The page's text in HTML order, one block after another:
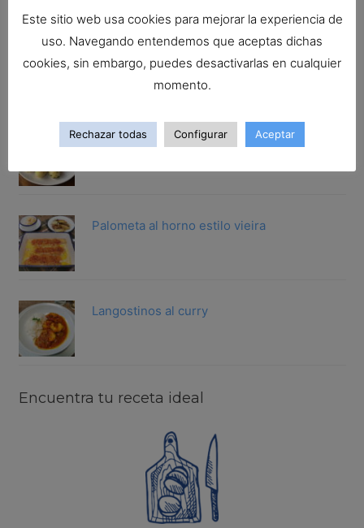
Gallineta rebozada.Trucos para rebozar
Palometa al horno estilo vieira
Langostinos al curry
Encuentra tu receta ideal
Este sitio web usa cookies para mejorar la experiencia de
uso. Navegando entendemos que aceptas dichas
cookies, sin embargo, puedes desactivarlas en cualquier
momento.
Rechazar todas Configurar Aceptar